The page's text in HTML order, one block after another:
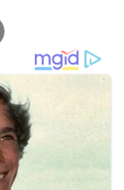
Sehingga
berubah seiring